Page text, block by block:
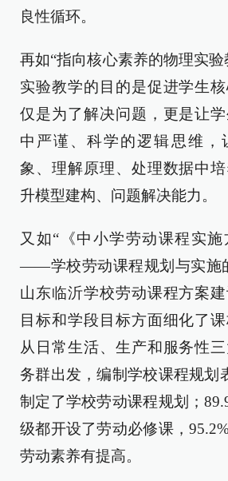
良性循环。
再如“指向核心素养的物理实
实验教学的目的是促进学生
仅是为了解决问题，更是让
中严谨、科学的逻辑思维，
象、理解原理、处理数据中
升模型建构、问题解决能力。
又如“《中小学劳动课程实施
——学校劳动课程规划与实施
山东临沂学校劳动课程方案
目标和学段目标方面细化了
从日常生活、生产和服务性
务群出发，编制学校课程规划
制定了学校劳动课程规划；
级都开设了劳动必修课，
劳动素养有提高。